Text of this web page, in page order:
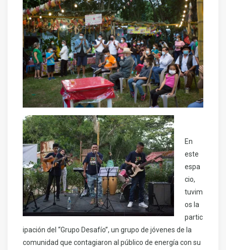
En
este
espa
cio,
tuvim
os la
partic
ipación del “Grupo Desafío”, un grupo de jóvenes de la
comunidad que contagiaron al público de energía con su